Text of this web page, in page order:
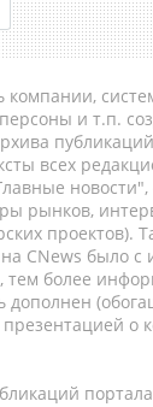
и т.п.
всех
новости",
рынков,
проектов).
CNews было
тем более
о